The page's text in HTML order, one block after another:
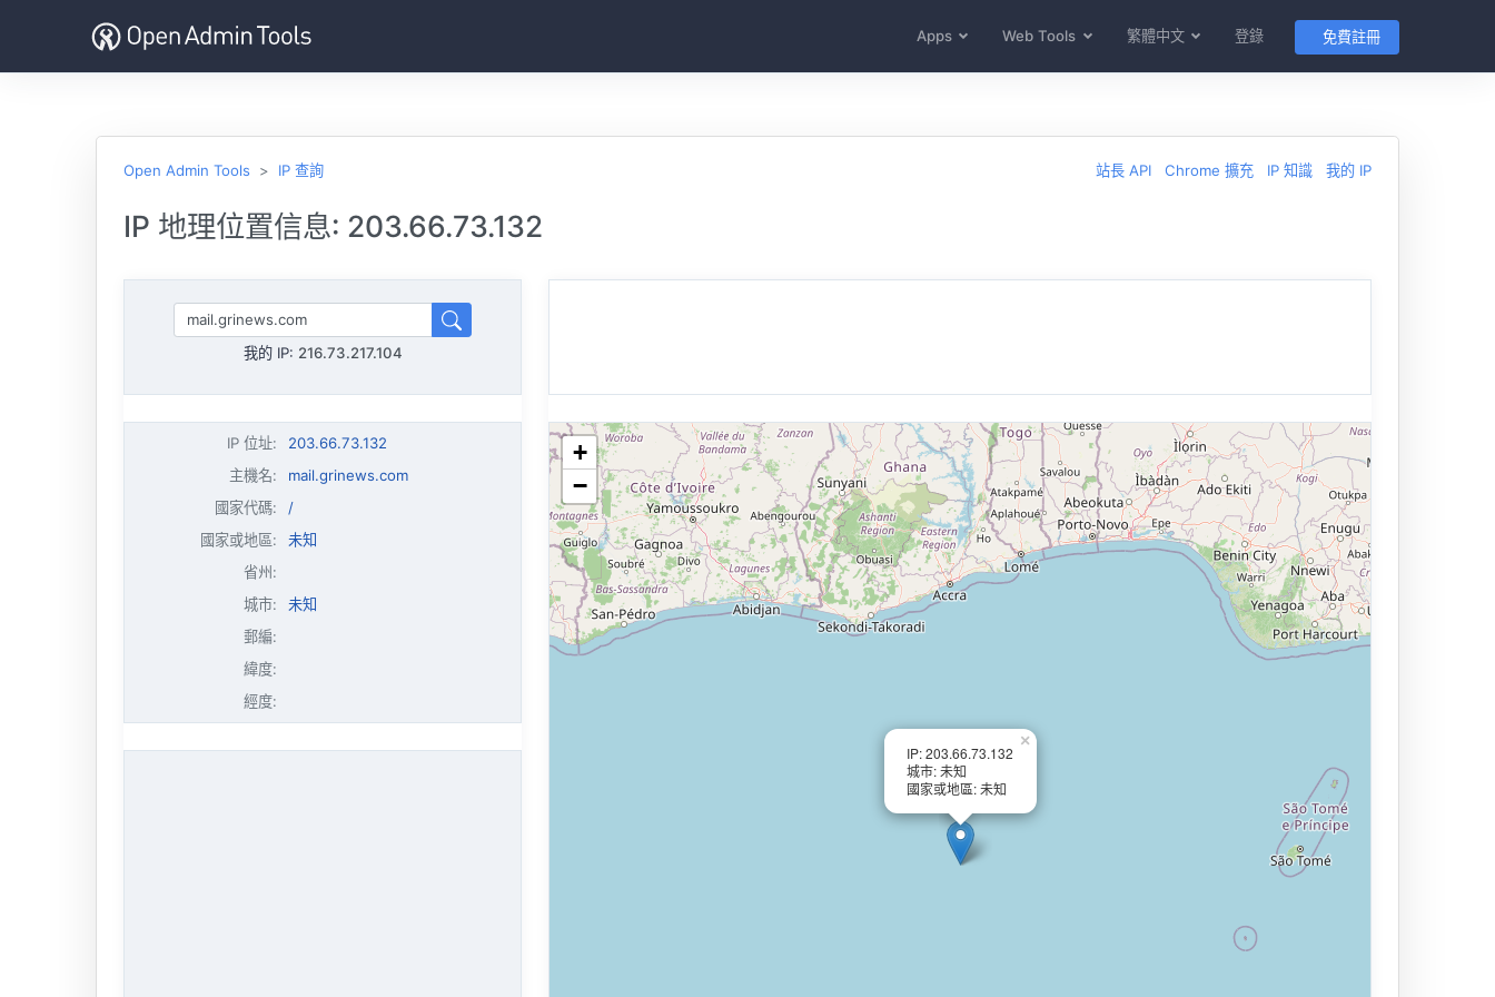
Apps Web Tools 繁體中文 登錄 免費註冊
Open Admin Tools IP 查詢 站長 API Chrome 擴充 IP 知識 我的 IP
IP 地理位置信息: 203.66.73.132
我的 IP: 216.73.217.104
IP 位址:
203.66.73.132
主機名:
mail.grinews.com
國家代碼:
/
國家或地區:
未知
省州:
城市:
未知
郵編:
緯度:
經度:
IP: 203.66.73.132
城市: 未知
國家或地區: 未知
×
+
−